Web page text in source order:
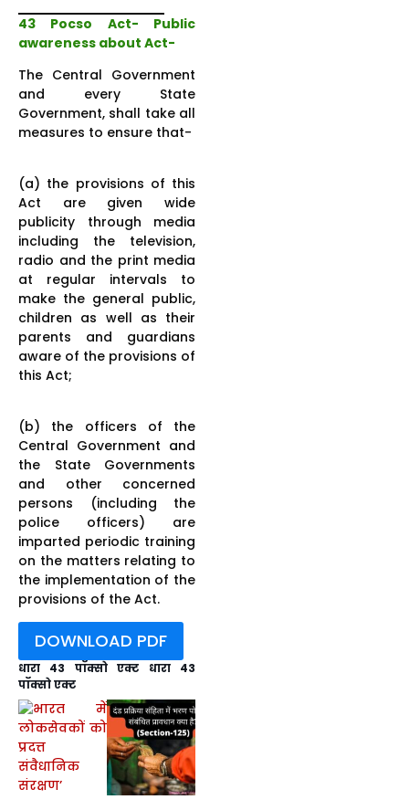
43 Pocso Act- Public
awareness about Act-
The Central Government
and every State
Government, shall take all
measures to ensure that-
(a) the provisions of this
Act are given wide
publicity through media
including the television,
radio and the print media
at regular intervals to
make the general public,
children as well as their
parents and guardians
aware of the provisions of
this Act;
(b) the officers of the
Central Government and
the State Governments
and other concerned
persons (including the
police officers) are
imparted periodic training
on the matters relating to
the implementation of the
provisions of the Act.
DOWNLOAD PDF
धारा 43 पॉक्सो एक्ट धारा 43
पॉक्सो एक्ट